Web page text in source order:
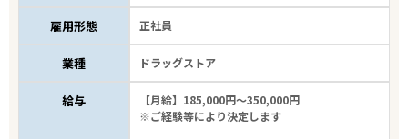
雇用形態 正社員
業種 ドラッグストア
給与
【月給】185,000円～350,000円
※ご経験等により決定します